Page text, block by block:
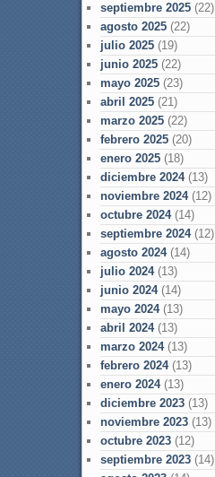
septiembre 2025(22)
agosto 2025(22)
julio 2025(19)
junio 2025(22)
mayo 2025(23)
abril 2025(21)
marzo 2025(22)
febrero 2025(20)
enero 2025(18)
diciembre 2024(13)
noviembre 2024(12)
octubre 2024(14)
septiembre 2024(12)
agosto 2024(14)
julio 2024(13)
junio 2024(14)
mayo 2024(13)
abril 2024(13)
marzo 2024(13)
febrero 2024(13)
enero 2024(13)
diciembre 2023(13)
noviembre 2023(13)
octubre 2023(12)
septiembre 2023(14)